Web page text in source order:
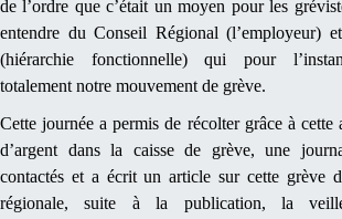
de l’ordre que c’était un moyen pour les
entendre du Conseil Régional (l’employeur)
(hiérarchie fonctionnelle) qui pour
totalement notre mouvement de grève.
Cette journée a permis de récolter grâce à cette
d’argent dans la caisse de grève, une
contactés et a écrit un article sur cette grève
régionale, suite à la publication, la